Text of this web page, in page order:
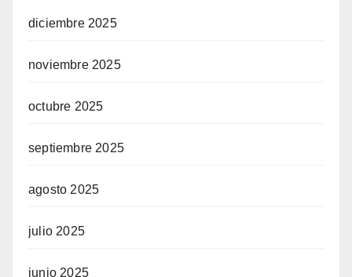
diciembre 2025
noviembre 2025
octubre 2025
septiembre 2025
agosto 2025
julio 2025
junio 2025